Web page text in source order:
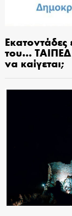
του… ΤΑΙΠΕΔ
να καίγεται;